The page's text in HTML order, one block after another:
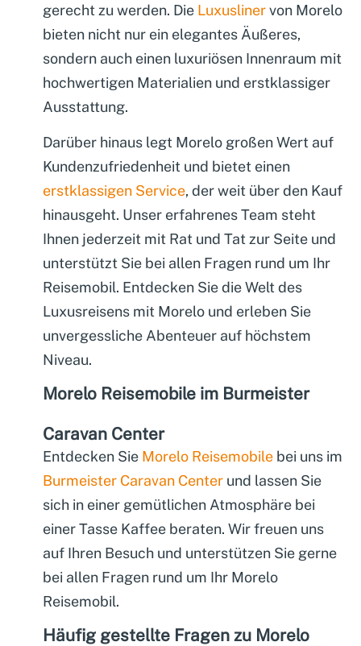
gerecht zu werden. Die Luxuslinervon Morelo
bieten nicht nur ein elegantes Äußeres,
sondern auch einen luxuriösen Innenraum mit
hochwertigen Materialien und erstklassiger
Ausstattung.
Darüber hinaus legt Morelo großen Wert auf
Kundenzufriedenheit und bietet einen
erstklassigen Service, der weit über den Kauf
hinausgeht. Unser erfahrenes Team steht
Ihnen jederzeit mit Rat und Tat zur Seite und
unterstützt Sie bei allen Fragen rund um Ihr
Reisemobil. Entdecken Sie die Welt des
Luxusreisens mit Morelo und erleben Sie
unvergessliche Abenteuer auf höchstem
Niveau.
Morelo Reisemobile im Burmeister
Caravan Center
Entdecken Sie Morelo Reisemobilebei uns im
Burmeister Caravan Centerund lassen Sie
sich in einer gemütlichen Atmosphäre bei
einer Tasse Kaffee beraten. Wir freuen uns
auf Ihren Besuch und unterstützen Sie gerne
bei allen Fragen rund um Ihr Morelo
Reisemobil.
Häufig gestellte Fragen zu Morelo